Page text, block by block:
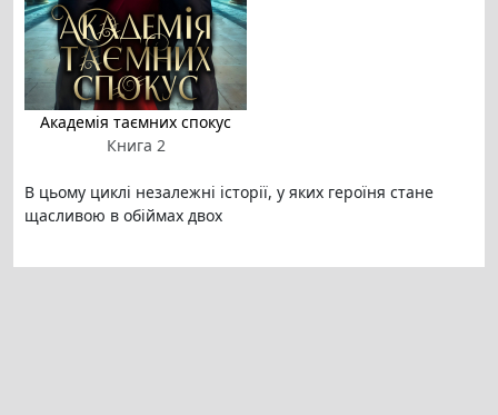
Академія таємних спокус
Книга 2
В цьому циклі незалежні історії, у яких героїня стане
щасливою в обіймах двох